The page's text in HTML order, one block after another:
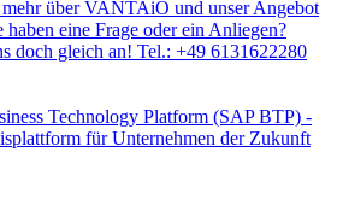
mehr über VANTAiO und unser Angebot
haben eine Frage oder ein Anliegen?
doch gleich an! Tel.: +49 6131622280
Technology Platform (SAP BTP) -
für Unternehmen der Zukunft